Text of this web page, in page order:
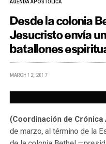
AGENDA APOSTÓLICA
Desde la colonia
Jesucristo envía
batallones
MARCH 12, 2017
(Coordinación de
de marzo, al término de la